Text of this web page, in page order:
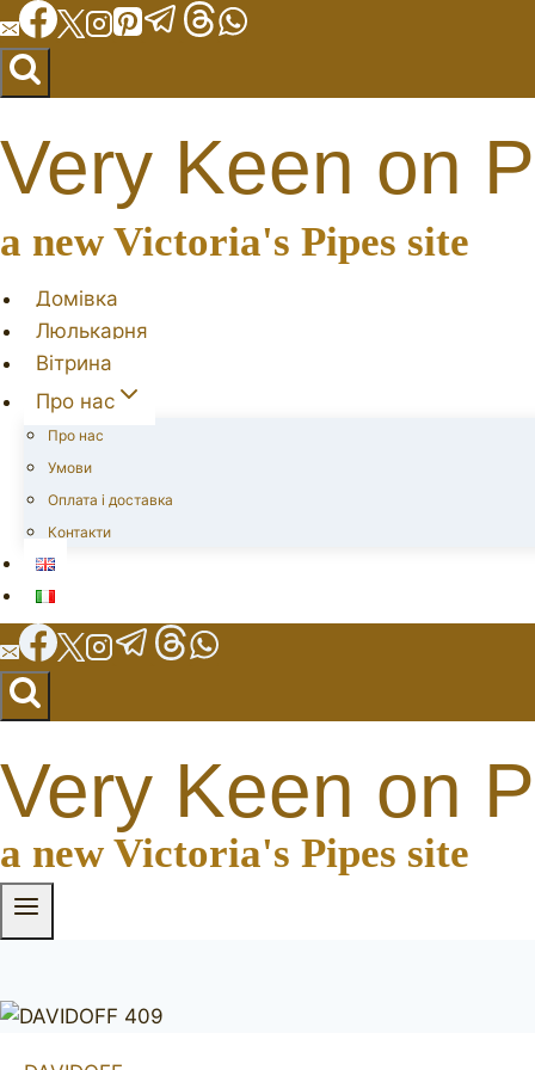
Перейти
до
вмісту
Very Keen on
a new Victoria's Pipes site
Домівка
Люлькарня
Вітрина
Про нас
Про нас
Умови
Оплата і доставка
Контакти
Very Keen on
a new Victoria's Pipes site